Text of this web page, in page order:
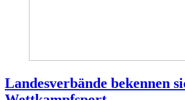
Landesverbände bekennen